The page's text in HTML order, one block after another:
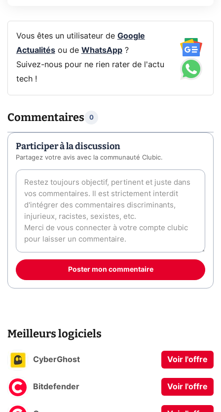
Vous êtes un utilisateur de Google
Actualitésou de WhatsApp?
Suivez-nous pour ne rien rater de l'actu
tech !
Commentaires 0
Participer à la discussion
Partagez votre avis avec la communauté Clubic.
Poster mon commentaire
Meilleurs logiciels
CyberGhost Voir l'offre
Bitdefender Voir l'offre